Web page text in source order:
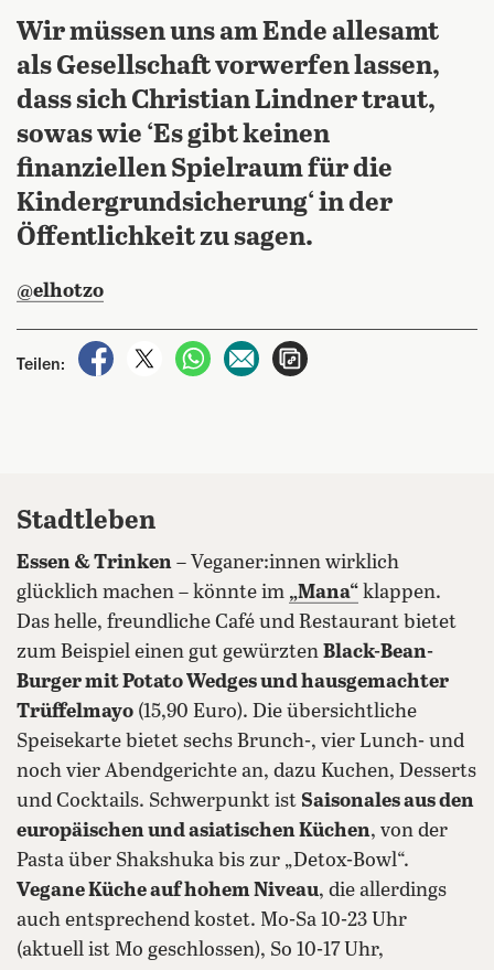
Wir müssen uns am Ende allesamt
als Gesellschaft vorwerfen lassen,
dass sich Christian Lindner traut,
sowas wie ‘Es gibt keinen
finanziellen Spielraum für die
Kindergrundsicherung‘ in der
Öffentlichkeit zu sagen.
@elhotzo
Teilen:
auf Facebook teilen
auf X teilenper WhatsApp teilen
per E-Mail teilen
Stadtleben
Essen & Trinken – Veganer:innen wirklich
glücklich machen – könnte im „Mana“ klappen.
Das helle, freundliche Café und Restaurant bietet
zum Beispiel einen gut gewürzten Black-Bean-
Burger mit Potato Wedges und hausgemachter
Trüffelmayo (15,90 Euro). Die übersichtliche
Speisekarte bietet sechs Brunch-, vier Lunch- und
noch vier Abendgerichte an, dazu Kuchen, Desserts
und Cocktails. Schwerpunkt ist Saisonales aus den
europäischen und asiatischen Küchen, von der
Pasta über Shakshuka bis zur „Detox-Bowl“.
Vegane Küche auf hohem Niveau, die allerdings
auch entsprechend kostet. Mo-Sa 10-23 Uhr
(aktuell ist Mo geschlossen), So 10-17 Uhr,